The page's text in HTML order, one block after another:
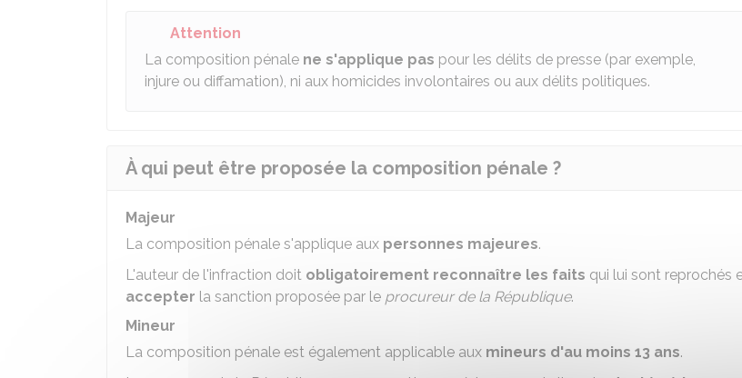
Attention
La composition pénale ne s'applique pas pour les délits de presse (par exemple,
injure ou diffamation), ni aux homicides involontaires ou aux délits politiques.
À qui peut être proposée la composition pénale ?
Majeur
La composition pénale s'applique aux personnes majeures.
L'auteur de l'infraction doit obligatoirement reconnaître les faits qui lui sont reprochés
accepter la sanction proposée par le procureur de la République.
Mineur
La composition pénale est également applicable aux mineurs d'au moins 13 ans.